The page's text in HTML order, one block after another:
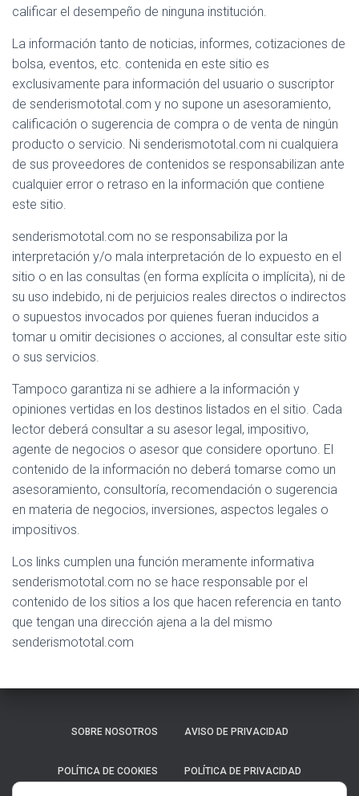
calificar el desempeño de ninguna institución.
La información tanto de noticias, informes, cotizaciones de
bolsa, eventos, etc. contenida en este sitio es
exclusivamente para información del usuario o suscriptor
de senderismototal.com y no supone un asesoramiento,
calificación o sugerencia de compra o de venta de ningún
producto o servicio. Ni senderismototal.com ni cualquiera
de sus proveedores de contenidos se responsabilizan ante
cualquier error o retraso en la información que contiene
este sitio.
senderismototal.com no se responsabiliza por la
interpretación y/o mala interpretación de lo expuesto en el
sitio o en las consultas (en forma explícita o implícita), ni de
su uso indebido, ni de perjuicios reales directos o indirectos
o supuestos invocados por quienes fueran inducidos a
tomar u omitir decisiones o acciones, al consultar este sitio
o sus servicios.
Tampoco garantiza ni se adhiere a la información y
opiniones vertidas en los destinos listados en el sitio. Cada
lector deberá consultar a su asesor legal, impositivo,
agente de negocios o asesor que considere oportuno. El
contenido de la información no deberá tomarse como un
asesoramiento, consultoría, recomendación o sugerencia
en materia de negocios, inversiones, aspectos legales o
impositivos.
Los links cumplen una función meramente informativa
senderismototal.com no se hace responsable por el
contenido de los sitios a los que hacen referencia en tanto
que tengan una dirección ajena a la del mismo
senderismototal.com
SOBRE NOSOTROS AVISO DE PRIVACIDAD
POLÍTICA DE COOKIES POLÍTICA DE PRIVACIDAD